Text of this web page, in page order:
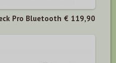
Pro Bluetooth € 119,90